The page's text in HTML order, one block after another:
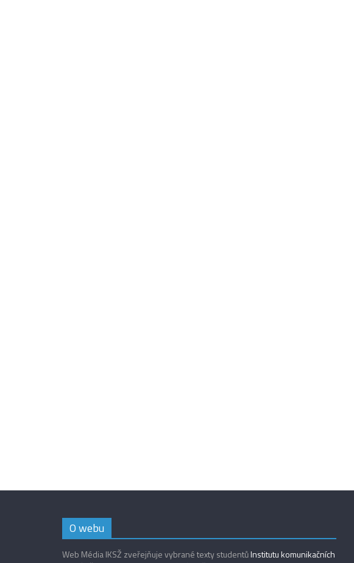
O webu
Web Média IKSŽ zveřejňuje vybrané texty studentůInstitutu komunikačních